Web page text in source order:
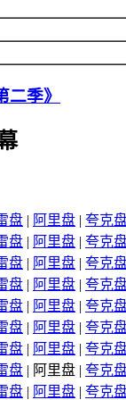
二季》
盘 | 阿里盘 | 夸克
盘 | 阿里盘 | 夸克
盘 | 阿里盘 | 夸克
盘 | 阿里盘 | 夸克
盘 | 阿里盘 | 夸克
盘 | 阿里盘 | 夸克
盘 | 阿里盘 | 夸克
盘 | 阿里盘 | 夸克
盘 | 阿里盘 | 夸克